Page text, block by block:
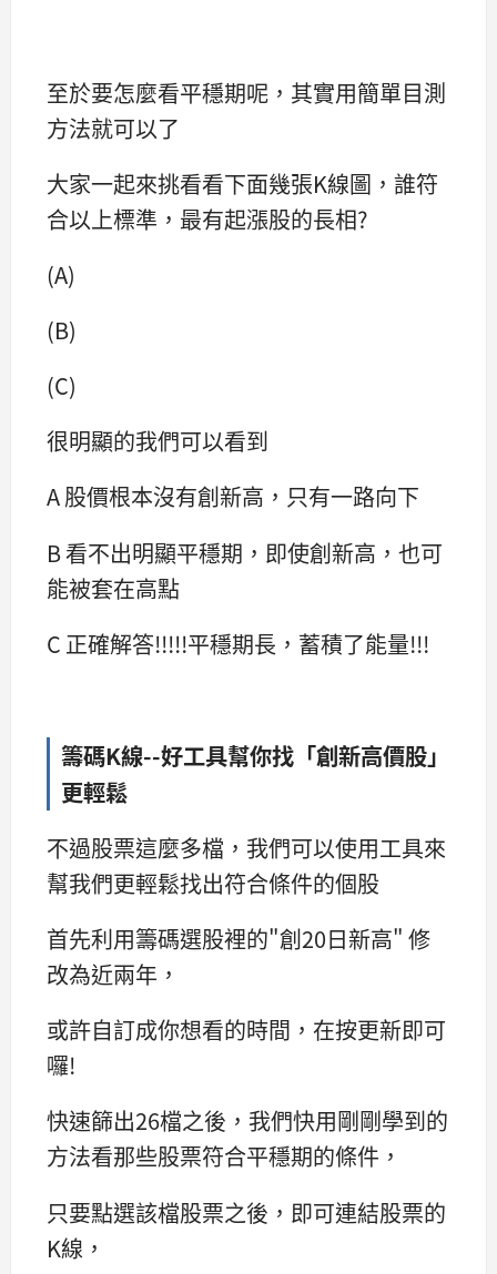
至於要怎麼看平穩期呢，其實用簡單目測
方法就可以了
大家一起來挑看看下面幾張K線圖，誰符
合以上標準，最有起漲股的長相?
(A)
(B)
(C)
很明顯的我們可以看到
A 股價根本沒有創新高，只有一路向下
B 看不出明顯平穩期，即使創新高，也可
能被套在高點
C 正確解答!!!!!平穩期長，蓄積了能量!!!
籌碼K線--好工具幫你找「創新高價股」
更輕鬆
不過股票這麼多檔，我們可以使用工具來
幫我們更輕鬆找出符合條件的個股
首先利用籌碼選股裡的"創20日新高" 修
改為近兩年，
或許自訂成你想看的時間，在按更新即可
囉!
快速篩出26檔之後，我們快用剛剛學到的
方法看那些股票符合平穩期的條件，
只要點選該檔股票之後，即可連結股票的
K線，